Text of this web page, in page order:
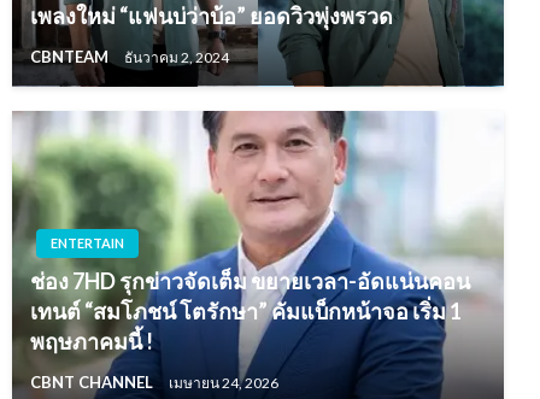
เพลงใหม่ “แฟนบ่ว่าบ้อ” ยอดวิวพุ่งพรวด
CBNTEAM ธันวาคม 2, 2024
ENTERTAIN
ช่อง 7HD รุกข่าวจัดเต็ม ขยายเวลา-อัดแน่นคอน
เทนต์ “สมโภชน์ โตรักษา” คัมแบ็กหน้าจอ เริ่ม 1
พฤษภาคมนี้ !
CBNT CHANNEL เมษายน 24, 2026